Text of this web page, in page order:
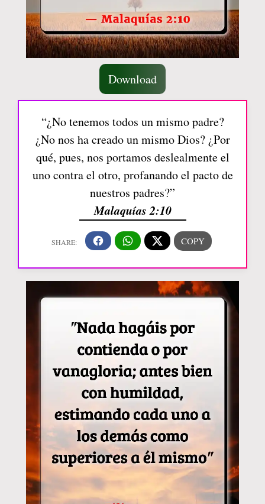
Download
“¿No tenemos todos un mismo padre?
¿No nos ha creado un mismo Dios? ¿Por
qué, pues, nos portamos deslealmente el
uno contra el otro, profanando el pacto de
nuestros padres?”
Malaquías 2:10